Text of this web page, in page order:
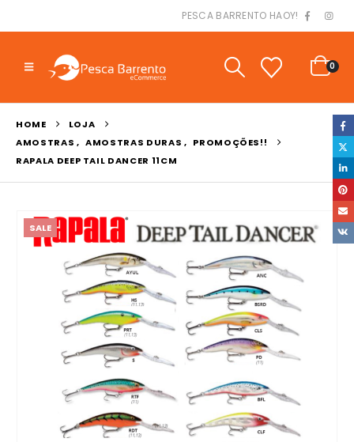
PESCA BARRENTO HAOY!
0
HOME
LOJA
AMOSTRAS , AMOSTRAS DURAS , PROMOÇÕES!!
RAPALA DEEP TAIL DANCER 11CM
SALE